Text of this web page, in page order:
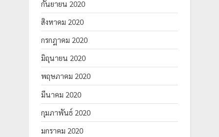
กันยายน 2020
สิงหาคม 2020
กรกฎาคม 2020
มิถุนายน 2020
พฤษภาคม 2020
มีนาคม 2020
กุมภาพันธ์ 2020
มกราคม 2020